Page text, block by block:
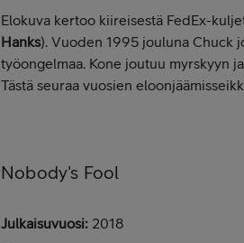
Elokuva kertoo kiireisestä FedEx-
Hanks). Vuoden 1995 jouluna Chuck
työongelmaa. Kone joutuu myrskyyn
Tästä seuraa vuosien
Nobody's Fool
Julkaisuvuosi: 2018